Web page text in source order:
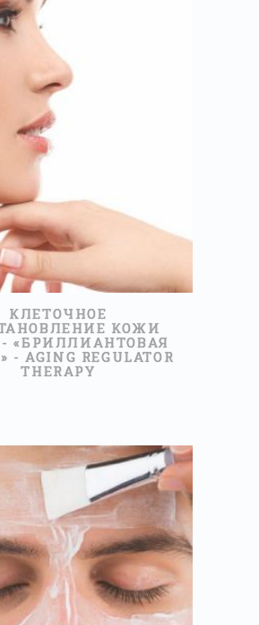
50МИНУТ
60,00 €
КЛЕТОЧНОЕ
КОЖИ
«БРИЛЛИАНТОВАЯ
AGING REGULATOR
THERAPY
50МИНУТ
50,00 €